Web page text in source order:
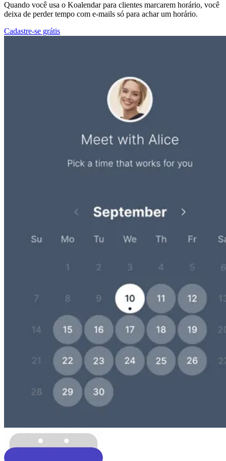
Quando você usa o Koalendar para clientes marcarem horário, você
deixa de perder tempo com e-mails só para achar um horário.
Cadastre-se grátis